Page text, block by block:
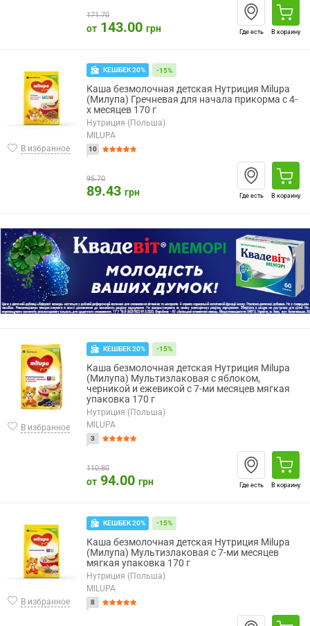
171.70
от 143.00 грн Где есть В корзину
В избранное
КЕШБЕК 20% -15%
Каша безмолочная детская Нутриция Milupa
(Милупа) Гречневая для начала прикорма с 4-
х месяцев 170 г
Нутриция (Польша)
MILUPA
10
95.70
89.43 грн Где есть В корзину
В избранное
КЕШБЕК 20% -15%
Каша безмолочная детская Нутриция Milupa
(Милупа) Мультизлаковая с яблоком,
черникой и ежевикой с 7-ми месяцев мягкая
упаковка 170 г
Нутриция (Польша)
MILUPA
3
110.80
от 94.00 грн Где есть В корзину
В избранное
КЕШБЕК 20% -15%
Каша безмолочная детская Нутриция Milupa
(Милупа) Мультизлаковая с 7-ми месяцев
мягкая упаковка 170 г
Нутриция (Польша)
MILUPA
8